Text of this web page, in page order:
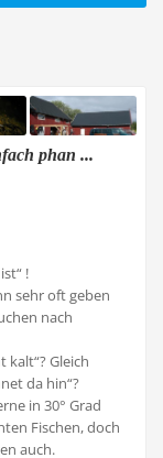
phan ...
!
sehr oft geben
nach
kalt“? Gleich
da hin“?
in 30° Grad
Fischen, doch
auch.